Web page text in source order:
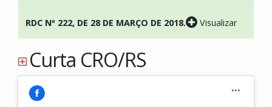
RDC Nº 222, DE 28 DE MARÇO DE 2018. Visualizar
Curta CRO/RS